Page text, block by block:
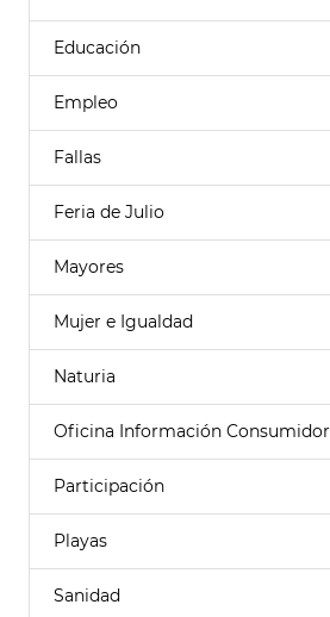
Educación
Empleo
Fallas
Feria de Julio
Mayores
Mujer e Igualdad
Naturia
Oficina Información Consumidor
Participación
Playas
Sanidad